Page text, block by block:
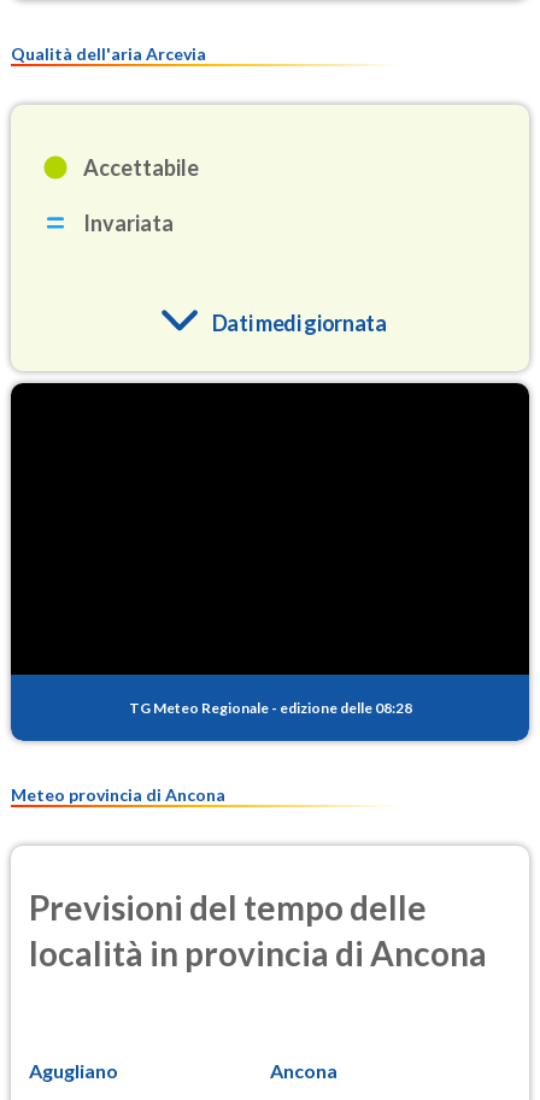
Qualità dell'aria Arcevia
Accettabile
Invariata
Dati medi giornata
PM25
TG Meteo Regionale - edizione delle 08:28
Meteo provincia di Ancona
Previsioni del tempo delle
località in provincia di Ancona
Agugliano Ancona